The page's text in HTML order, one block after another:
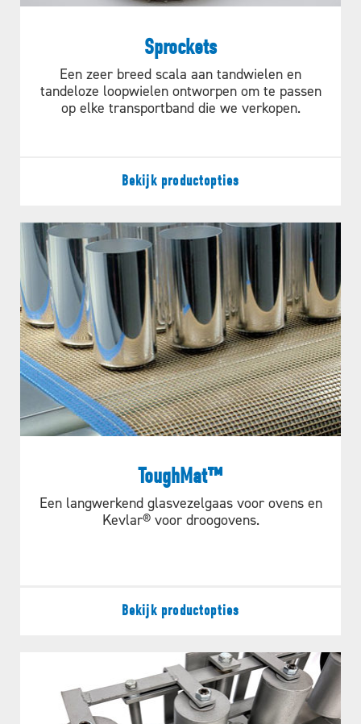
Sprockets
Een zeer breed scala aan tandwielen en
tandeloze loopwielen ontworpen om te passen
op elke transportband die we verkopen.
Bekijk productopties
ToughMat™
Een langwerkend glasvezelgaas voor ovens en
Kevlar® voor droogovens.
Bekijk productopties